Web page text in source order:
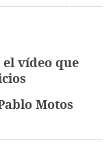
vídeo que
Motos